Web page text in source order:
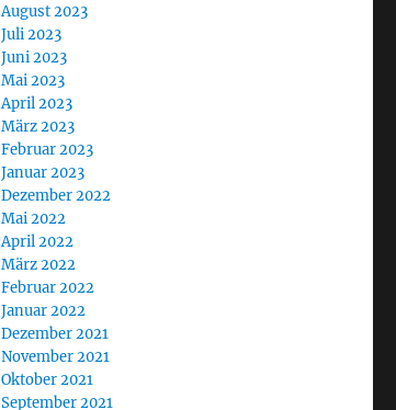
August 2023
Juli 2023
Juni 2023
Mai 2023
April 2023
März 2023
Februar 2023
Januar 2023
Dezember 2022
Mai 2022
April 2022
März 2022
Februar 2022
Januar 2022
Dezember 2021
November 2021
Oktober 2021
September 2021